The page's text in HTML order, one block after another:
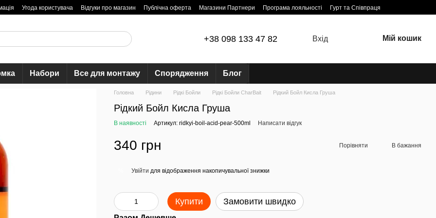
Угода користувача Відгуки про магазин Публічна оферта Магазини Партнери Програма лояльності Гурт та Співпраця
+38 098 133 47 82 Вхід Мій кошик
Набори Все для монтажу Спорядження Блог
Головна Рідини Рідкі Бойли Рідкі Бойли CharBait Рідкий Бойл Кисла Груша
Рідкий Бойл Кисла Груша
В наявності Артикул: ridkyi-boil-acid-pear-500ml Написати відгук
340 грн Порівняти В бажання
Увійти для відображення накопичувальної знижки
Купити Замовити швидко